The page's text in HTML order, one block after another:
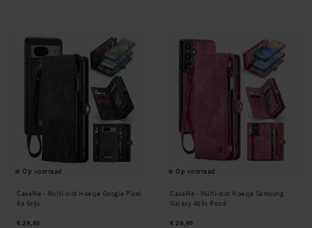
Op voorraad
CaseMe - Multi-slot Hoesje Google Pixel
8a Grijs
€ 29,95
Op voorraad
CaseMe - Multi-slot Hoesje Samsung
Galaxy A05s Rood
€ 29,95